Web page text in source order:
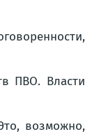
ПВО. Власти
возможно,